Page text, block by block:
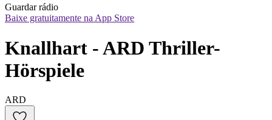
Guardar rádio
Baixe gratuitamente na App Store
Knallhart - ARD Thriller-
Hörspiele
ARD